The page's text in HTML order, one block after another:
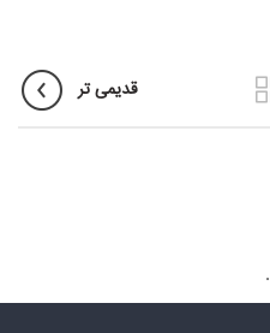
قدیمی تر
.